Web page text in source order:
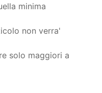
minima
non verra'
solo maggiori a